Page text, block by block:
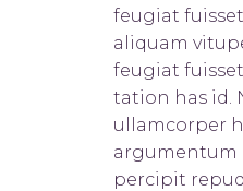
feugiat
aliquam
feugiat
tation has id.
ullamcorper
argumentum
percipit